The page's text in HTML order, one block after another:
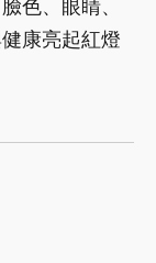
色、眼睛、
康亮起紅燈